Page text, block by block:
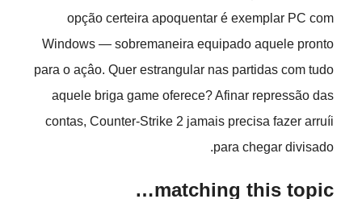
opção certeira apoquentar é exemplar PC com
Windows — sobremaneira equipado aquele pronto
para o açâo. Quer estrangular nas partidas com tudo
aquele briga game oferece? Afinar repressão das
contas, Counter-Strike 2 jamais precisa fazer arruíi
para chegar divisado.
matching this topic…